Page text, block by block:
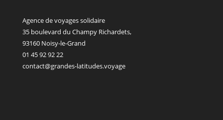
Agence de voyages solidaire
35 boulevard du Champy Richardets,
93160 Noisy-le-Grand
01 45 92 92 22
contact@grandes-latitudes.voyage